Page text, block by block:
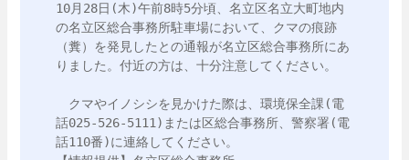
10月28日(木)午前8時5分頃、名立区名立大町地内
の名立区総合事務所駐車場において、クマの痕跡
（糞）を発見したとの通報が名立区総合事務所にあ
りました。付近の方は、十分注意してください。
クマやイノシシを見かけた際は、環境保全課(電
話025-526-5111)または区総合事務所、警察署(電
話110番)に連絡してください。